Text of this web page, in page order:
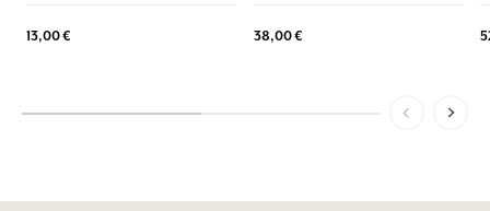
13,00 € 38,00 €